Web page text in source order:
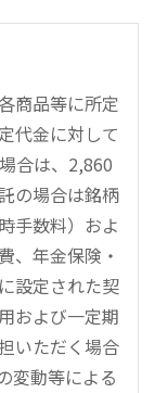
商品等に所定
代金に対して
合は、2,860
の場合は銘柄
手数料）およ
、年金保険・
設定された契
および一定期
いただく場合
変動等による